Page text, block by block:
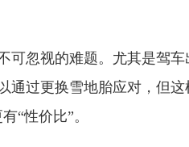
可忽视的难题。尤其是驾
通过更换雪地胎应对，但这
“性价比”。